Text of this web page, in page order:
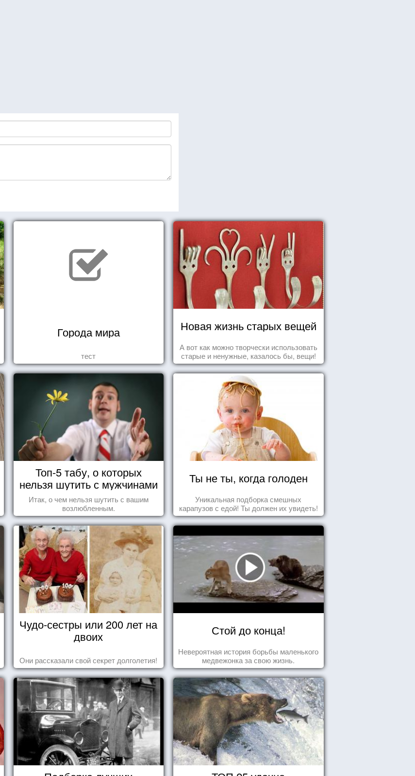
Города мира
тест
Новая жизнь старых вещей
А вот как можно творчески использовать
старые и ненужные, казалось бы, вещи!
Топ-5 табу, о которых
нельзя шутить с мужчинами
Итак, о чем нельзя шутить с вашим
возлюбленным.
Ты не ты, когда голоден
Уникальная подборка смешных
карапузов с едой! Ты должен их увидеть!
Чудо-сестры или 200 лет на
двоих
Они рассказали свой секрет долголетия!
Стой до конца!
Невероятная история борьбы маленького
медвежонка за свою жизнь.